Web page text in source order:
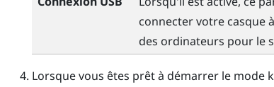
connecter votre casque
des ordinateurs pour le
Lorsque vous êtes prêt à démarrer le mode